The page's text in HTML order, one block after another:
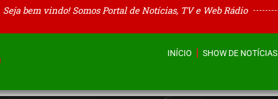
Seja bem vindo! Somos Portal de Notícias, TV e Web Rádio
INÍCIO SHOW DE NOTÍCIAS